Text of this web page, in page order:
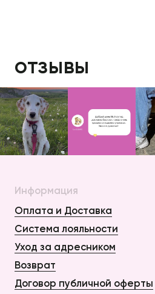
отзывы
Информация
Оплата и Доставка
Система лояльности
Уход за адресником
Возврат
Договор публичной оферты